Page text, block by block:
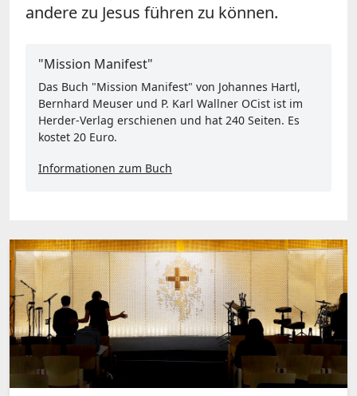
andere zu Jesus führen zu können.
"Mission Manifest"
Das Buch "Mission Manifest" von Johannes Hartl,
Bernhard Meuser und P. Karl Wallner OCist ist im
Herder-Verlag erschienen und hat 240 Seiten. Es
kostet 20 Euro.
Informationen zum Buch